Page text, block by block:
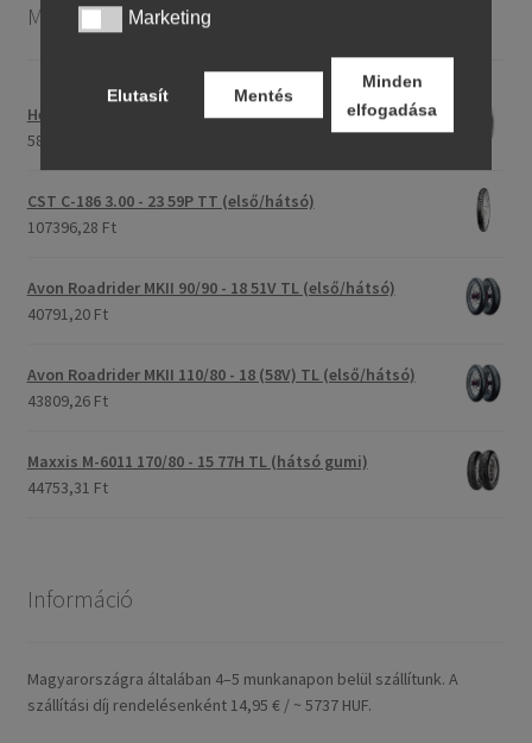
Motorkerékpár gumiabroncsok
Heidenau 5.00 - 16 76P P29 TT
58243,46 Ft
CST C-186 3.00 - 23 59P TT (első/hátsó)
107396,28 Ft
Avon Roadrider MKII 90/90 - 18 51V TL (első/hátsó)
40791,20 Ft
Avon Roadrider MKII 110/80 - 18 (58V) TL (első/hátsó)
43809,26 Ft
Maxxis M-6011 170/80 - 15 77H TL (hátsó gumi)
44753,31 Ft
Információ
Magyarországra általában 4–5 munkanapon belül szállítunk. A
szállítási díj rendelésenként 14,95 € / ~ 5737 HUF.
MarketingMarketing
Elutasít Mentés
Minden
elfogadása